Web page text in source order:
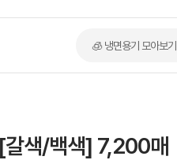
🧊 냉면용기 모아보기
색/백색] 7,200매